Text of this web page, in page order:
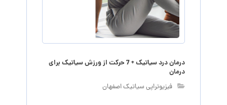
درمان درد سیاتیک + 7 حرکت از ورزش سیاتیک برای
درمان
فیزیوتراپی سیاتیک اصفهان